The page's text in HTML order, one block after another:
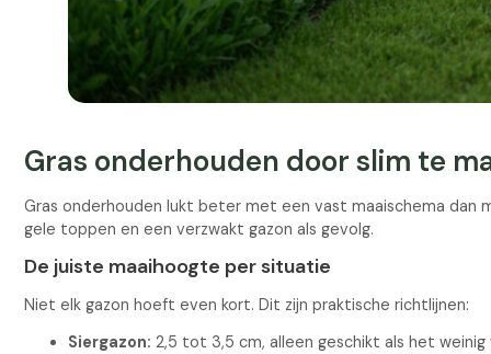
Gras onderhouden door slim te
Gras onderhouden lukt beter met een vast maaischema dan
gele toppen en een verzwakt gazon als gevolg.
De juiste maaihoogte per situatie
Niet elk gazon hoeft even kort. Dit zijn praktische richtlijnen:
Siergazon: 2,5 tot 3,5 cm, alleen geschikt als het